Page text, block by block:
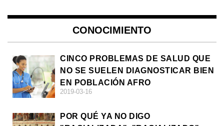
CONOCIMIENTO
CINCO PROBLEMAS DE SALUD QUE
NO SE SUELEN DIAGNOSTICAR BIEN
EN POBLACIÓN AFRO
2019-03-16
POR QUÉ YA NO DIGO